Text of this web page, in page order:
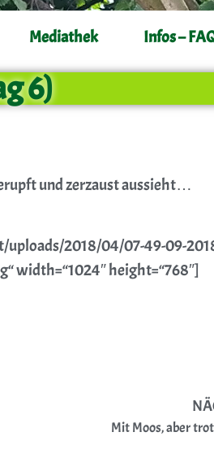
Mediathek Infos –
6)
und zerzaust aussieht…
04/07-49-09-
width=“1024″ height=“768″]
Mit Moos, aber